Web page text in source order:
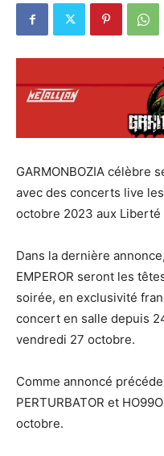
GARMONBOZIA célèbre
avec des concerts live
octobre 2023 aux Liberté
Dans la dernière
EMPEROR seront les
soirée, en exclusivité
concert en salle depuis
vendredi 27 octobre.
Comme annoncé
PERTURBATOR et
octobre.